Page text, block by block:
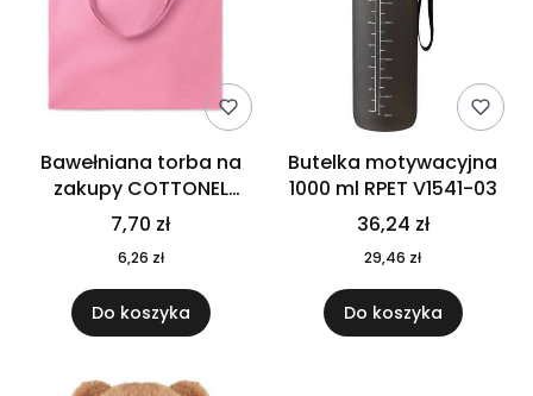
Bawełniana torba na
zakupy COTTONEL
COLOUR++ MO9846-11
7,70 zł
6,26 zł
Do koszyka
Butelka motywacyjna
1000 ml RPET V1541-03
36,24 zł
29,46 zł
Do koszyka